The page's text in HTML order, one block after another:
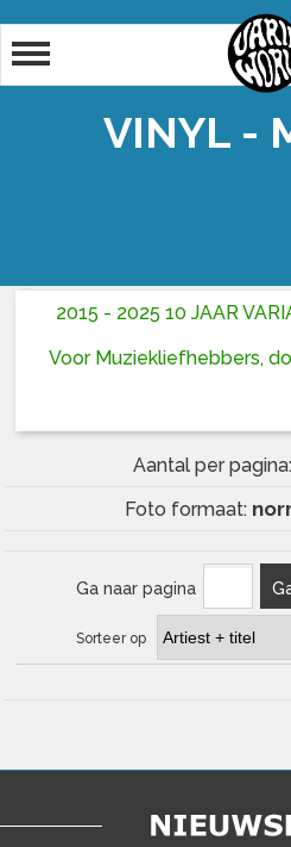
VINYL -
2015 - 2025 10 JAAR
Voor Muziekliefhebbers,
Aantal per pagina:
Foto formaat:
Ga naar pagina
Sorteer op